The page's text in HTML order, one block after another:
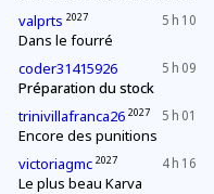
5 h 10
valprts 2027
Dans le fourré
5 h 09
coder31415926
Préparation du stock
5 h 01
trinivillafranca26 2027
Encore des punitions
4 h 16
victoriagmc 2027
Le plus beau Karva